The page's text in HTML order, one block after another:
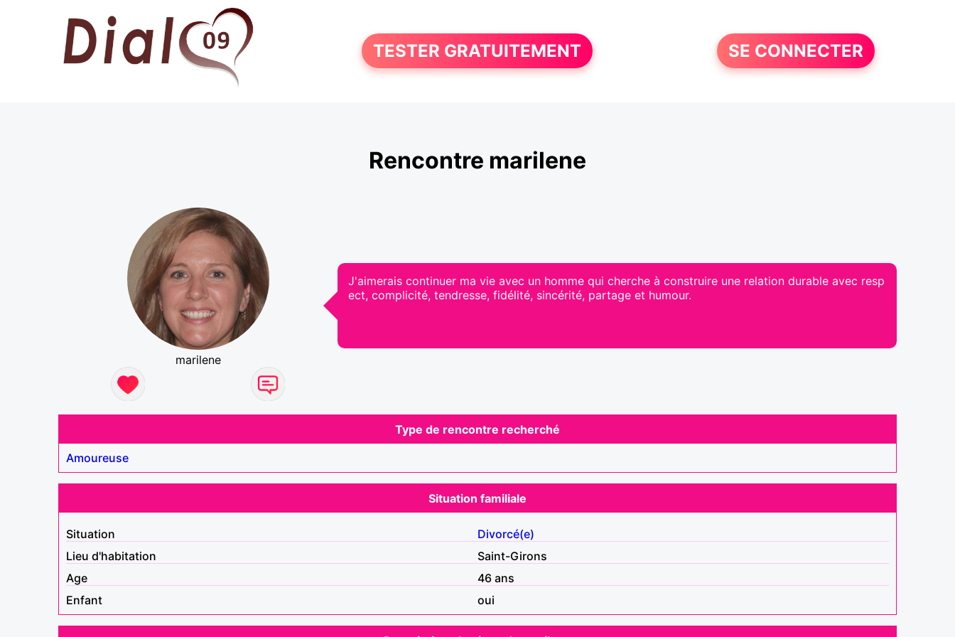
TESTER GRATUITEMENT SE CONNECTER
Rencontre marilene
marilene
J'aimerais continuer ma vie avec un homme qui cherche à construire une relation durable avec resp
ect, complicité, tendresse, fidélité, sincérité, partage et humour.
Type de rencontre recherché
Amoureuse
Situation familiale
Situation
Divorcé(e)
Lieu d'habitation
Saint-Girons
Age
46 ans
Enfant
oui